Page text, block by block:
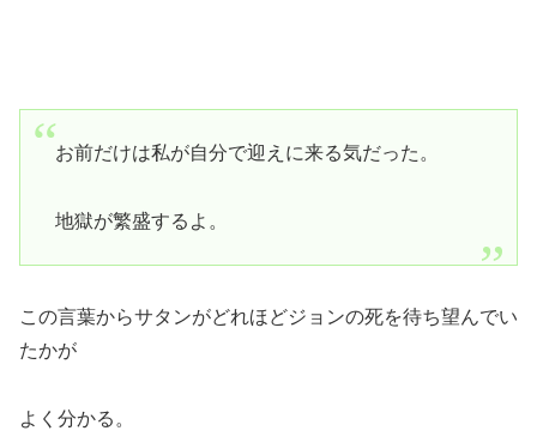
お前だけは私が自分で迎えに来る気だった。
地獄が繁盛するよ。
この言葉からサタンがどれほどジョンの死を待ち望んでい
たかが
よく分かる。